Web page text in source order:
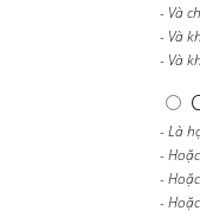
- Và
- Và
- Và
- Là
-
-
-